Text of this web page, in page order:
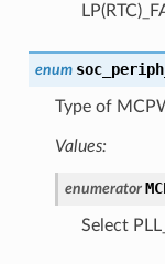
enum
Type of
Values:
enumerator
Select